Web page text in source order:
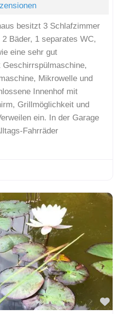
besitzt 3 Schlafzimmer
Bäder, 1 separates WC,
eine sehr gut
Mikrowelle und
Innenhof mit
Grillmöglichkeit und
ein. In der Garage
Fahrräder